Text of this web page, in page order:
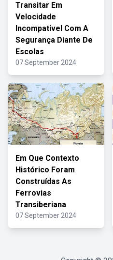
Transitar Em
Velocidade
Incompativel Com A
Segurança Diante De
Escolas
07 September 2024
Em Que Contexto
Histórico Foram
Construídas As
Ferrovias
Transiberiana
07 September 2024